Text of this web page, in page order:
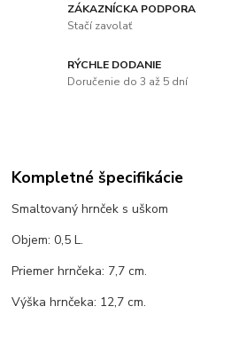
ZÁKAZNÍCKA PODPORA
Stačí zavolať
RÝCHLE DODANIE
Doručenie do 3 až 5 dní
Kompletné špecifikácie
Smaltovaný hrnček s uškom
Objem: 0,5 L.
Priemer hrnčeka: 7,7 cm.
Výška hrnčeka: 12,7 cm.